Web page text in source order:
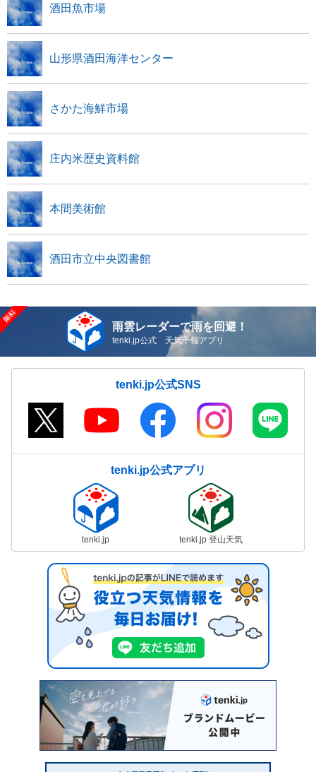
酒田魚市場
山形県酒田海洋センター
さかた海鮮市場
庄内米歴史資料館
本間美術館
酒田市立中央図書館
雨雲レーダーで雨を回避！
tenki.jp公式 天気予報アプリ
tenki.jp公式SNS
tenki.jp公式アプリ
tenki.jp tenki.jp 登山天気